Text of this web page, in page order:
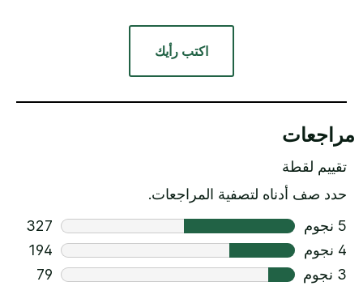
اكتب رأيك